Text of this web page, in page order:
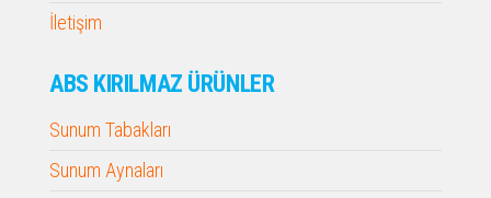
İletişim
ABS KIRILMAZ ÜRÜNLER
Sunum Tabakları
Sunum Aynaları